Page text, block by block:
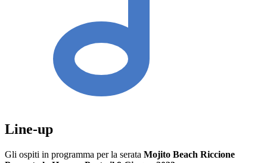
Line-up
Gli ospiti in programma per la serata Mojito Beach Riccione